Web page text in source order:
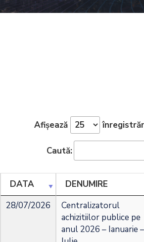
Afișează
Caută:
DATA DENUMIRE
28/07/2026
Centralizatorul
achizitiilor publice pe
anul 2026 – Ianuarie –